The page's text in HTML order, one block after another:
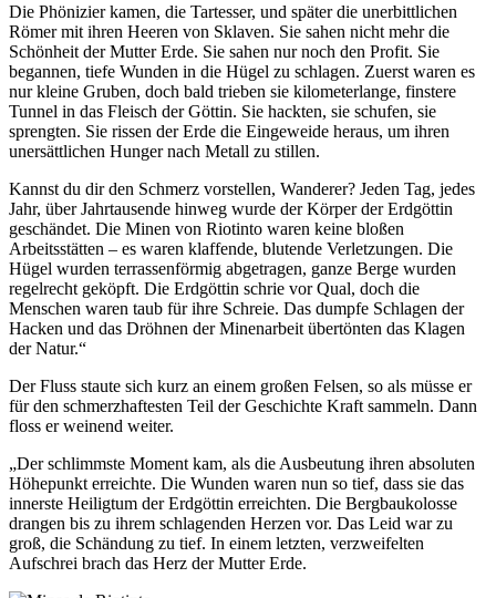
Die Phönizier kamen, die Tartesser, und später die unerbittlichen
Römer mit ihren Heeren von Sklaven. Sie sahen nicht mehr die
Schönheit der Mutter Erde. Sie sahen nur noch den Profit. Sie
begannen, tiefe Wunden in die Hügel zu schlagen. Zuerst waren es
nur kleine Gruben, doch bald trieben sie kilometerlange, finstere
Tunnel in das Fleisch der Göttin. Sie hackten, sie schufen, sie
sprengten. Sie rissen der Erde die Eingeweide heraus, um ihren
unersättlichen Hunger nach Metall zu stillen.
Kannst du dir den Schmerz vorstellen, Wanderer? Jeden Tag, jedes
Jahr, über Jahrtausende hinweg wurde der Körper der Erdgöttin
geschändet. Die Minen von Riotinto waren keine bloßen
Arbeitsstätten – es waren klaffende, blutende Verletzungen. Die
Hügel wurden terrassenförmig abgetragen, ganze Berge wurden
regelrecht geköpft. Die Erdgöttin schrie vor Qual, doch die
Menschen waren taub für ihre Schreie. Das dumpfe Schlagen der
Hacken und das Dröhnen der Minenarbeit übertönten das Klagen
der Natur.“
Der Fluss staute sich kurz an einem großen Felsen, so als müsse er
für den schmerzhaftesten Teil der Geschichte Kraft sammeln. Dann
floss er weinend weiter.
„Der schlimmste Moment kam, als die Ausbeutung ihren absoluten
Höhepunkt erreichte. Die Wunden waren nun so tief, dass sie das
innerste Heiligtum der Erdgöttin erreichten. Die Bergbaukolosse
drangen bis zu ihrem schlagenden Herzen vor. Das Leid war zu
groß, die Schändung zu tief. In einem letzten, verzweifelten
Aufschrei brach das Herz der Mutter Erde.